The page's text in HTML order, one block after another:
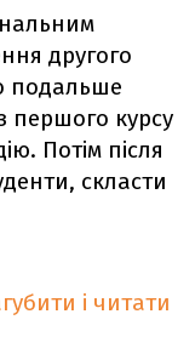
другого
подальше
першого курсу
Потім після
скласти
і читати